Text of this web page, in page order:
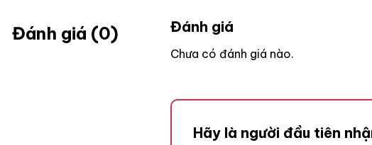
Đánh giá (0) Đánh giá
Chưa có đánh giá nào.
Hãy là người đầu tiên